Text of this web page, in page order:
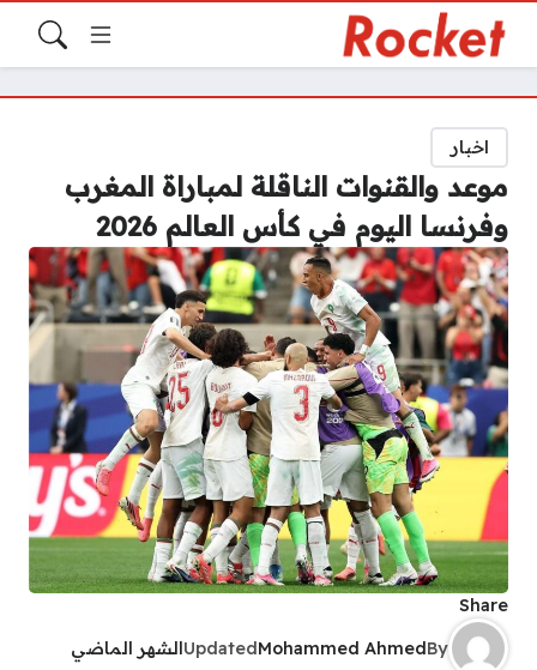
اخبار
موعد والقنوات الناقلة لمباراة المغرب
وفرنسا اليوم في كأس العالم 2026
Share
By
Mohammed Ahmed
Updatedالشهر الماضي